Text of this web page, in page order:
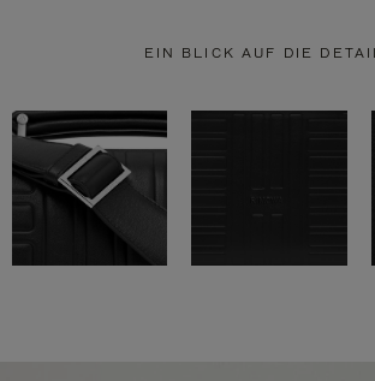
EIN BLICK AUF DIE